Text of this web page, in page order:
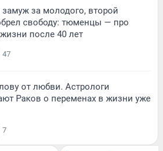
за молодого, второй
свободу: тюменцы — про
после 40 лет
47
от любви. Астрологи
Раков о переменах в жизни уже
7